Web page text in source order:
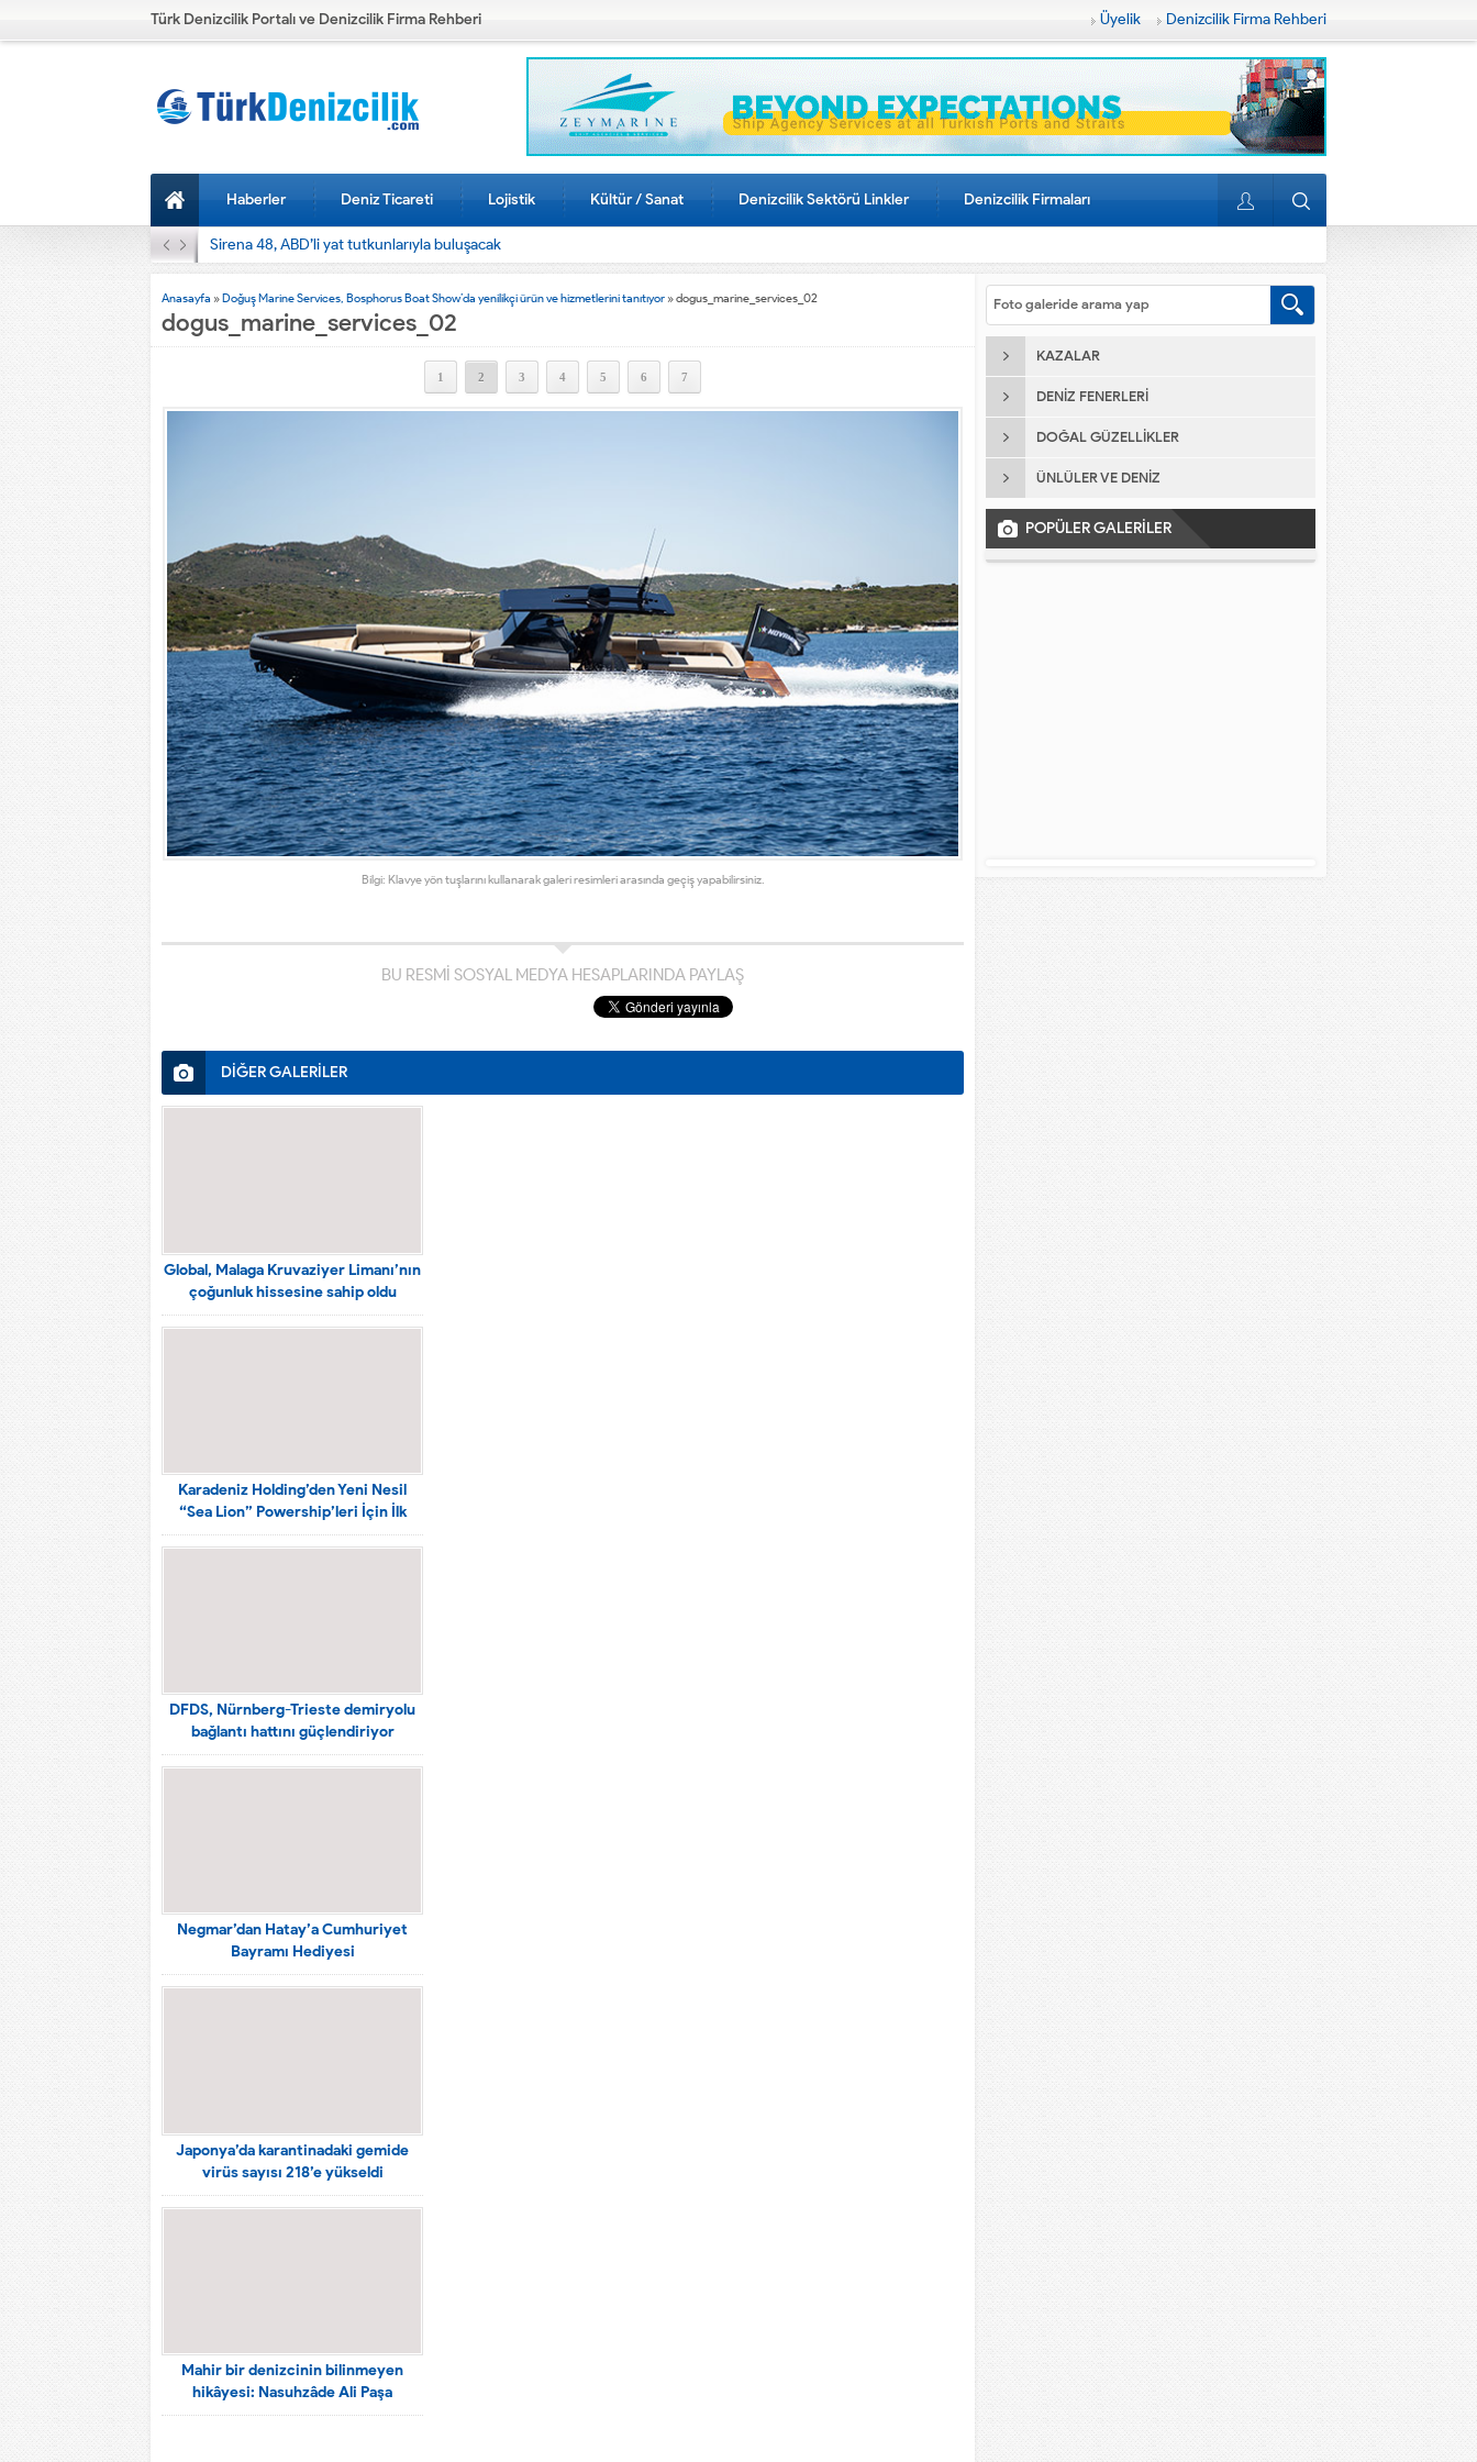
Türk Denizcilik Portalı ve Denizcilik Firma Rehberi Üyelik Denizcilik Firma Rehberi
Haberler Deniz Ticareti Lojistik Kültür / Sanat Denizcilik Sektörü Linkler Denizcilik Firmaları
Sirena 48, ABD’li yat tutkunlarıyla buluşacak
Anasayfa »Doğuş Marine Services, Bosphorus Boat Show’da yenilikçi ürün ve hizmetlerini tanıtıyor »dogus_marine_services_02
dogus_marine_services_02
1 2 3 4 5 6 7
Bilgi: Klavye yön tuşlarını kullanarak galeri resimleri arasında geçiş yapabilirsiniz.
BU RESMİ SOSYAL MEDYA HESAPLARINDA PAYLAŞ
DİĞER GALERİLER
Global, Malaga Kruvaziyer Limanı’nın
çoğunluk hissesine sahip oldu
Karadeniz Holding’den Yeni Nesil
“Sea Lion” Powership’leri İçin İlk
Adım
DFDS, Nürnberg-Trieste demiryolu
bağlantı hattını güçlendiriyor
Negmar’dan Hatay’a Cumhuriyet
Bayramı Hediyesi
Japonya’da karantinadaki gemide
virüs sayısı 218’e yükseldi
Mahir bir denizcinin bilinmeyen
hikâyesi: Nasuhzâde Ali Paşa
KAZALAR
DENIZ FENERLERI
DOĞAL GÜZELLIKLER
ÜNLÜLER VE DENIZ
POPÜLER GALERİLER